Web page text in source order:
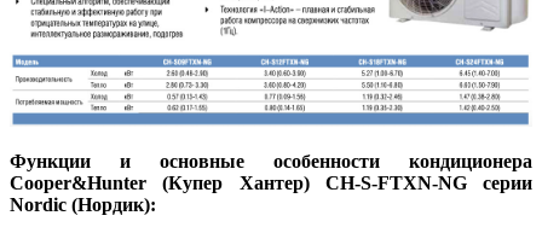
Функции и основные особенности кондиционера
Cooper&Hunter (Купер Хантер) CH-S-FTXN-NG серии
Nordic (Нордик):